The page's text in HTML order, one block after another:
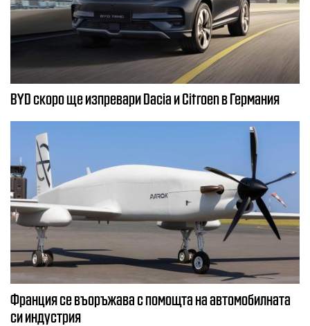
BYD скоро ще изпревари Dacia и Citroеn в Германия
Франция се въоръжава с помощта на автомобилната
си индустрия